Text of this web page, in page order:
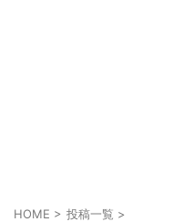
HOME > 投稿一覧 >